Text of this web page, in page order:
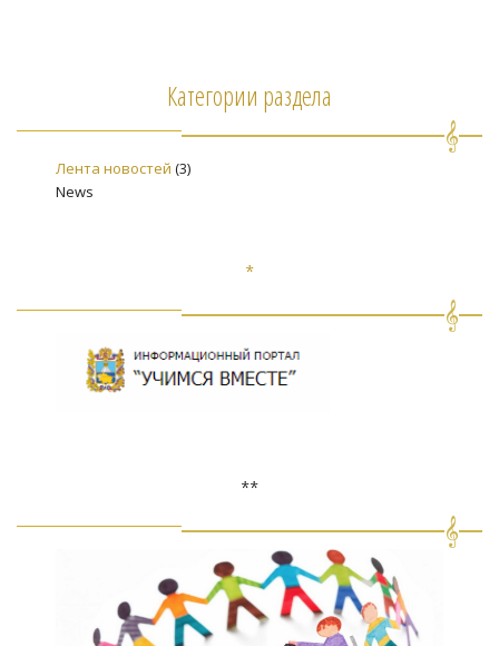
Категории раздела
Лента новостей (3)
News
*
**